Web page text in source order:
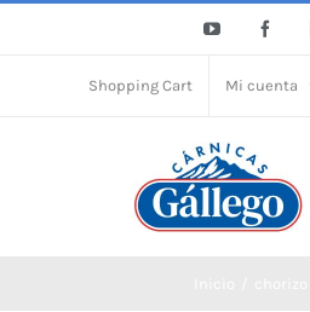
YouTube
Shopping Cart Mi cuenta